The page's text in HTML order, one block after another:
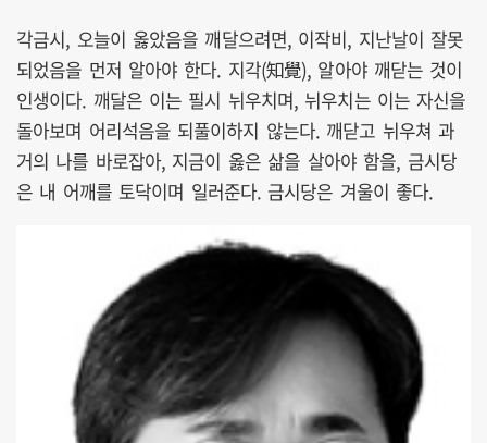
각금시, 오늘이 옳았음을 깨달으려면, 이작비, 지난날이 잘못
되었음을 먼저 알아야 한다. 지각(知覺), 알아야 깨닫는 것이
인생이다. 깨달은 이는 필시 뉘우치며, 뉘우치는 이는 자신을
돌아보며 어리석음을 되풀이하지 않는다. 깨닫고 뉘우쳐 과
거의 나를 바로잡아, 지금이 옳은 삶을 살아야 함을, 금시당
은 내 어깨를 토닥이며 일러준다. 금시당은 겨울이 좋다.